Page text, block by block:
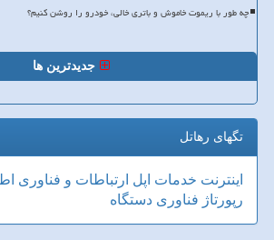
چه طور با ریموت خاموش و باتری خالی، خودرو را روشن کنیم؟
جدیدترین ها
تگهای رهاتل
اینترنت خدمات اپل ارتباطات و فناوری
رپورتاژ فناوری دستگاه